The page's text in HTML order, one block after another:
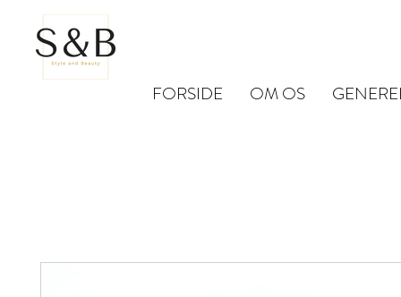
FORSIDE OM OS